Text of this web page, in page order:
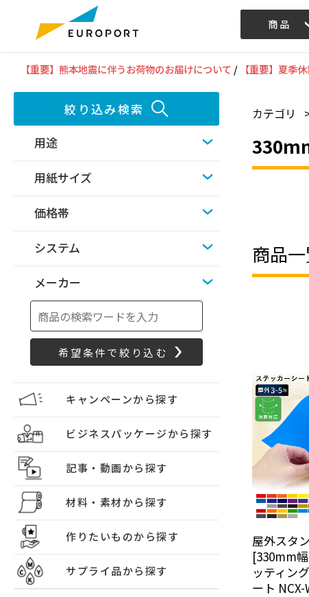
商品
【重要】熊本地震に伴うお荷物のお届けについて / 【重要】夏季
絞り込み検索
用途
用紙サイズ
価格帯
システム
メーカー
キャンペーンから探す
ビジネスパッケージから探す
記事・動画から探す
材料・素材から探す
作りたいものから探す
サプライ品から探す
カテゴリ
商品
屋外スタ
[330mm
ッティン
ート NCX-